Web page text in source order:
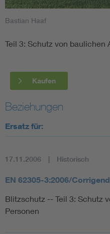
Smart Cities
DKE Fachinformationen
Blitzschutz: DIN EN 62305
Circular Economy für mehr
Cybersecurity in der
DIN VDE 0100 für sichere
Bastian Haaf
Teil 3: Schutz von baulichen
Kaufen
Beziehungen
Ersatz für:
17.11.2006 Historisch
EN 62305-3:2006/
Blitzschutz -- Teil 3: Schutz
Personen